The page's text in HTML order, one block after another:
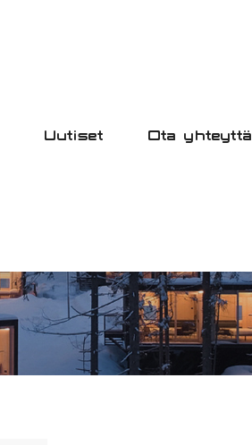
Uutiset Ota yhteyttä